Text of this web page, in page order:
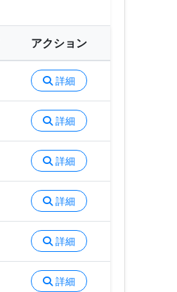
アクション
詳細
詳細
詳細
詳細
詳細
詳細